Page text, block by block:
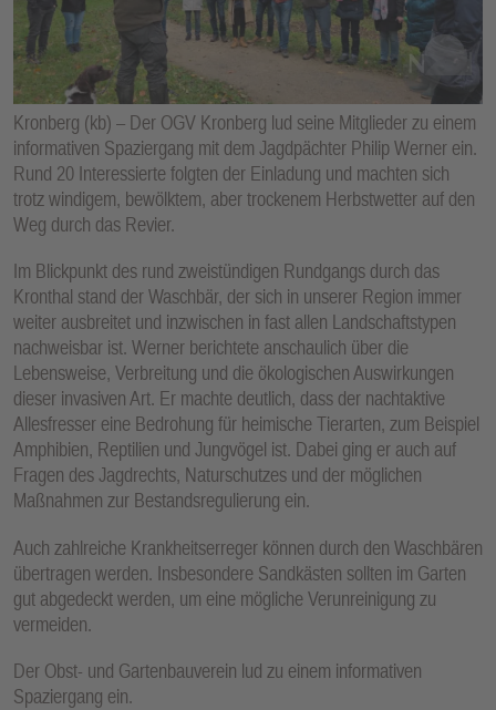
Kronberg (kb) – Der OGV Kronberg lud seine Mitglieder zu einem
informativen Spaziergang mit dem Jagdpächter Philip Werner ein.
Rund 20 Interessierte folgten der Einladung und machten sich
trotz windigem, bewölktem, aber trockenem Herbstwetter auf den
Weg durch das Revier.
Im Blickpunkt des rund zweistündigen Rundgangs durch das
Kronthal stand der Waschbär, der sich in unserer Region immer
weiter ausbreitet und inzwischen in fast allen Landschaftstypen
nachweisbar ist. Werner berichtete anschaulich über die
Lebensweise, Verbreitung und die ökologischen Auswirkungen
dieser invasiven Art. Er machte deutlich, dass der nachtaktive
Allesfresser eine Bedrohung für heimische Tierarten, zum Beispiel
Amphibien, Reptilien und Jungvögel ist. Dabei ging er auch auf
Fragen des Jagdrechts, Naturschutzes und der möglichen
Maßnahmen zur Bestandsregulierung ein.
Auch zahlreiche Krankheitserreger können durch den Waschbären
übertragen werden. Insbesondere Sandkästen sollten im Garten
gut abgedeckt werden, um eine mögliche Verunreinigung zu
vermeiden.
Der Obst- und Gartenbauverein lud zu einem informativen
Spaziergang ein.
E
N